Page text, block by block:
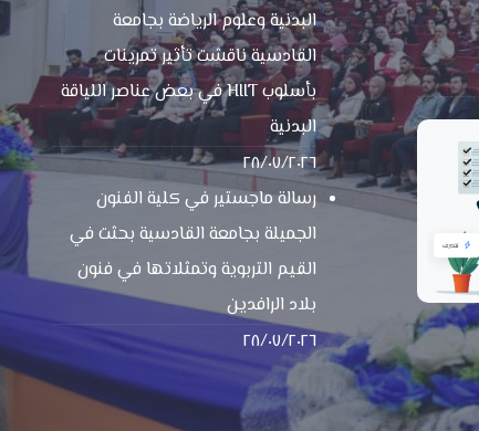
البدنية وعلوم الرياضة بجامعة
القادسية ناقشت تأثير تمرينات
بأسلوب HIIT في بعض عناصر اللياقة
البدنية
٢٨/٠٧/٢٠٢٦
رسالة ماجستير في كلية الفنون
الجميلة بجامعة القادسية بحثت في
القيم التربوية وتمثلاتها في فنون
بلاد الرافدين
٢٨/٠٧/٢٠٢٦